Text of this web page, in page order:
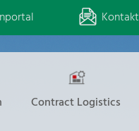
Kontakt
Contract Logistics